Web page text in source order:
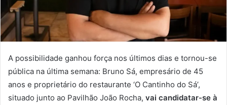
A possibilidade ganhou força nos últimos dias e tornou-se
pública na última semana: Bruno Sá, empresário de 45
anos e proprietário do restaurante ‘O Cantinho do Sá’,
situado junto ao Pavilhão João Rocha, vai candidatar-se à